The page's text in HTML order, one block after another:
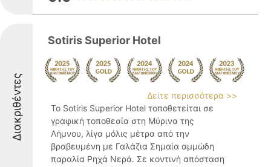
Διακριθέντες
Sotiris Superior Hotel
Δείτε περισσότερα >>
Το Sotiris Superior Hotel τοποθετείται σε
γραφική τοποθεσία στη Μύρινα της
Λήμνου, λίγα μόλις μέτρα από την
βραβευμένη με Γαλάζια Σημαία αμμώδη
παραλία Ρηχά Νερά. Σε κοντινή απόσταση